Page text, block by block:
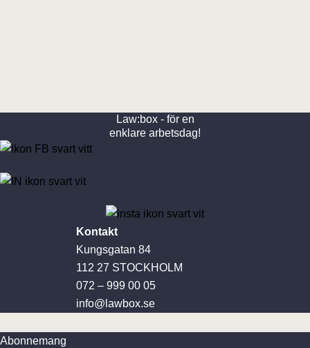
Law:box - för en
enklare arbetsdag!
Kontakt
Kungsgatan 84
112 27 STOCKHOLM
072 – 999 00 05
info@lawbox.se
Abonnemang